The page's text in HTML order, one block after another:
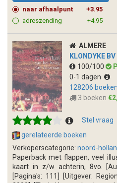
naar afhaalpunt
+3.95
adreszending
+4.95
ALMERE
KLONDYKE BV
100/100
0-1 dagen
128206 boeken
3 boeken
Stel vraag
gerelateerde boeken
Verkoperscategorie: noord-
Paperback met flappen, veel
kaart in z/w achterin, 8vo.
[Pagina's: 111] [Uitgever: